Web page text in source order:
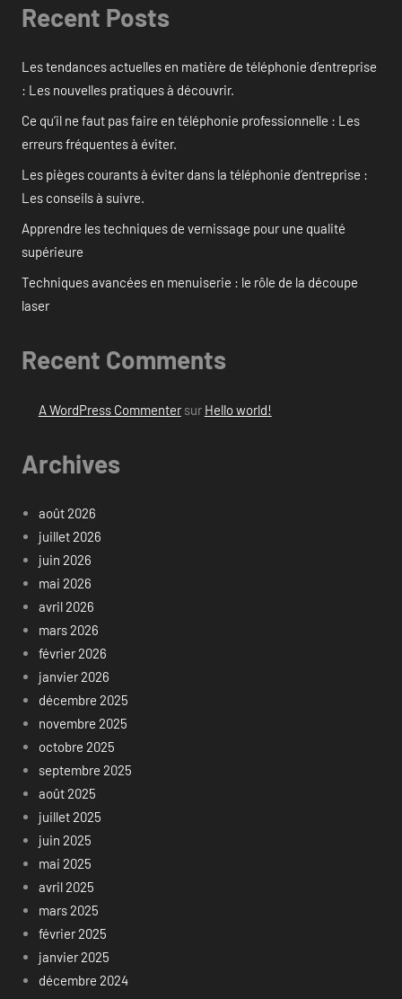
Recent Posts
Les tendances actuelles en matière de téléphonie d’entreprise
: Les nouvelles pratiques à découvrir.
Ce qu’il ne faut pas faire en téléphonie professionnelle : Les
erreurs fréquentes à éviter.
Les pièges courants à éviter dans la téléphonie d’entreprise :
Les conseils à suivre.
Apprendre les techniques de vernissage pour une qualité
supérieure
Techniques avancées en menuiserie : le rôle de la découpe
laser
Recent Comments
A WordPress Commentersur Hello world!
Archives
août 2026
juillet 2026
juin 2026
mai 2026
avril 2026
mars 2026
février 2026
janvier 2026
décembre 2025
novembre 2025
octobre 2025
septembre 2025
août 2025
juillet 2025
juin 2025
mai 2025
avril 2025
mars 2025
février 2025
janvier 2025
décembre 2024